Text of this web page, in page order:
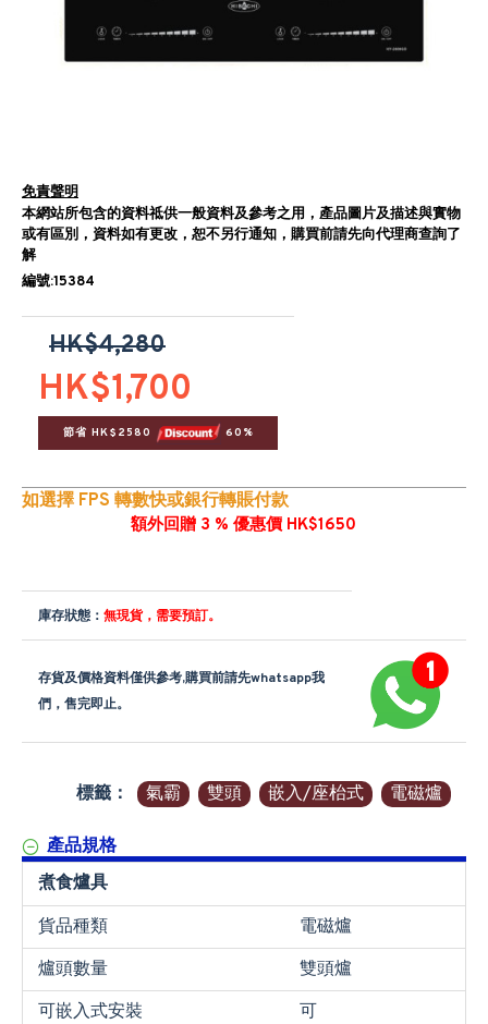
免責聲明
本網站所包含的資料祗供一般資料及參考之用，產品圖片及描述與實物
或有區別，資料如有更改，恕不另行通知，購買前請先向代理商查詢了
解
編號:15384
HK$1,700
HK$4,280
節省 HK$2580 60%
如選擇 FPS 轉數快或銀行轉賬付款
額外回贈 3 % 優惠價 HK$1650
庫存狀態： 無現貨，需要預訂。
存貨及價格資料僅供參考,購買前請先whatsapp我
們，售完即止。
標籤： 氣霸 雙頭 嵌入/座枱式 電磁爐
產品規格
煮食爐具
貨品種類
電磁爐
爐頭數量
雙頭爐
可嵌入式安裝
可